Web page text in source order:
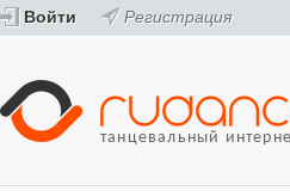
Войти Регистрация
танцевальный